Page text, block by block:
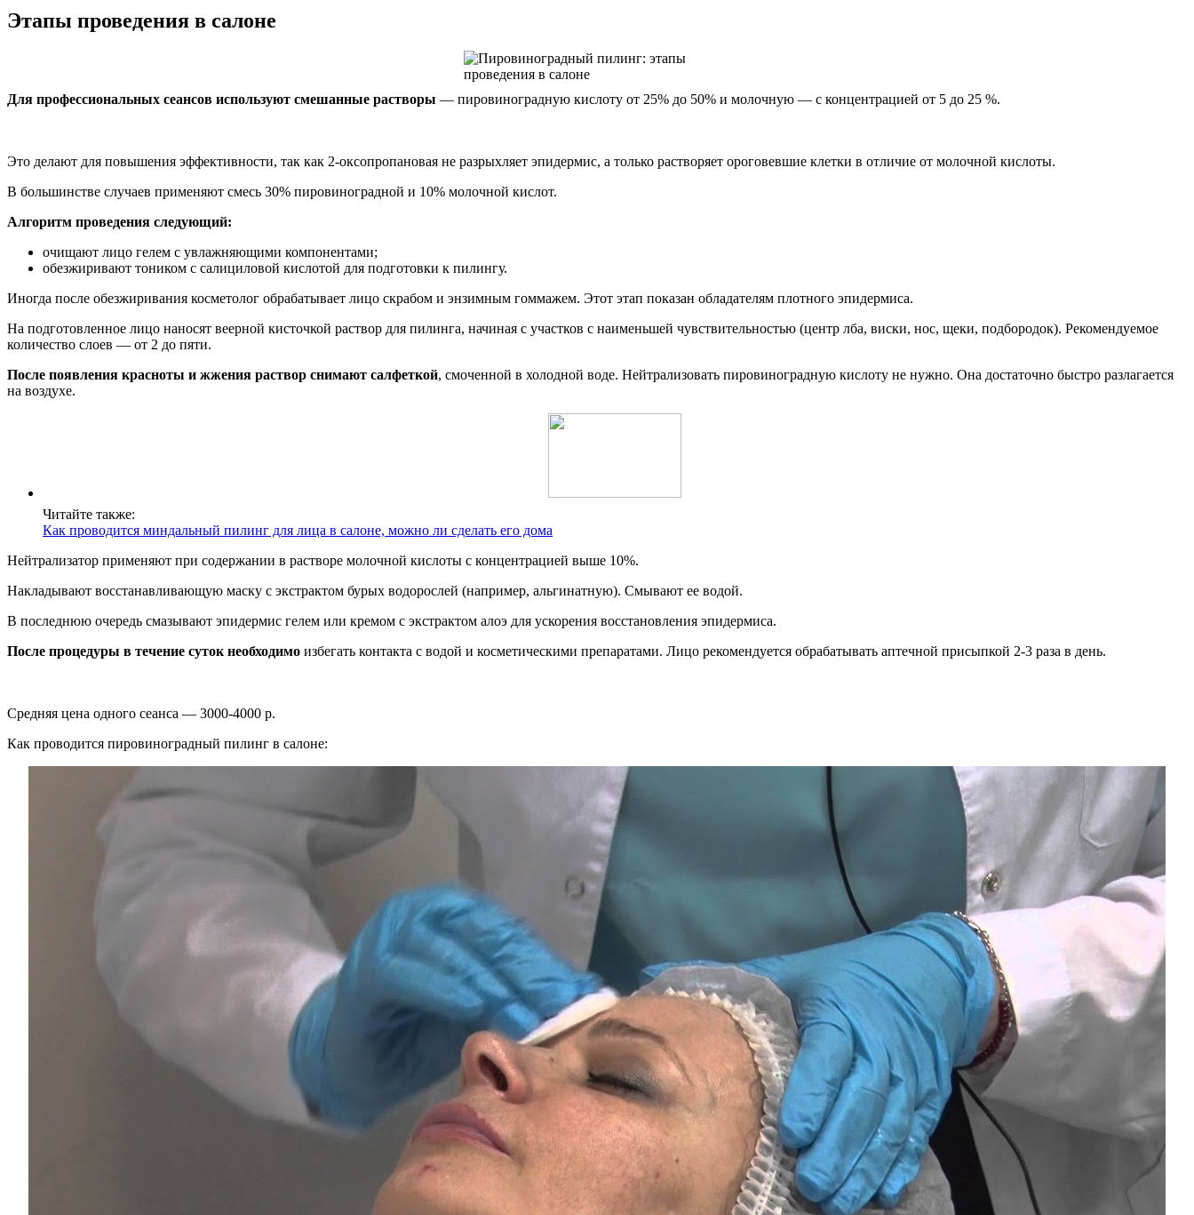
Этапы проведения в салоне
Для профессиональных сеансов используют смешанные растворы — пировиноградную кислоту от 25% до 50% и молочную — с концентрацией от 5 до 25 %.
Это делают для повышения эффективности, так как 2-оксопропановая не разрыхляет эпидермис, а только растворяет ороговевшие клетки в отличие от молочной кислоты.
В большинстве случаев применяют смесь 30% пировиноградной и 10% молочной кислот.
Алгоритм проведения следующий:
очищают лицо гелем с увлажняющими компонентами;
обезжиривают тоником с салициловой кислотой для подготовки к пилингу.
Иногда после обезжиривания косметолог обрабатывает лицо скрабом и энзимным гоммажем. Этот этап показан обладателям плотного эпидермиса.
На подготовленное лицо наносят веерной кисточкой раствор для пилинга, начиная с участков с наименьшей чувствительностью (центр лба, виски, нос, щеки, подбородок). Рекомендуемое
количество слоев — от 2 до пяти.
После появления красноты и жжения раствор снимают салфеткой, смоченной в холодной воде. Нейтрализовать пировиноградную кислоту не нужно. Она достаточно быстро разлагается
на воздухе.
Читайте также:
Как проводится миндальный пилинг для лица в салоне, можно ли сделать его дома
Нейтрализатор применяют при содержании в растворе молочной кислоты с концентрацией выше 10%.
Накладывают восстанавливающую маску с экстрактом бурых водорослей (например, альгинатную). Смывают ее водой.
В последнюю очередь смазывают эпидермис гелем или кремом с экстрактом алоэ для ускорения восстановления эпидермиса.
После процедуры в течение суток необходимо избегать контакта с водой и косметическими препаратами. Лицо рекомендуется обрабатывать аптечной присыпкой 2-3 раза в день.
Средняя цена одного сеанса — 3000-4000 р.
Как проводится пировиноградный пилинг в салоне: